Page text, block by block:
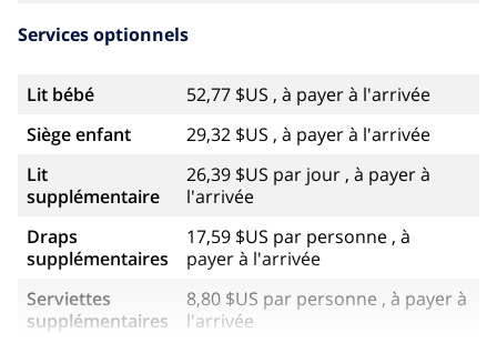
Services optionnels
Lit bébé
52,77 $US , à payer à l'arrivée
Siège enfant
29,32 $US , à payer à l'arrivée
Lit
supplémentaire
26,39 $US par jour , à payer à
l'arrivée
Draps
supplémentaires
17,59 $US par personne , à
payer à l'arrivée
Serviettes
supplémentaires
8,80 $US par personne , à payer à
l'arrivée